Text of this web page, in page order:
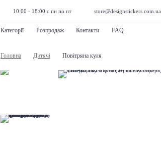
10:00 - 18:00 с пн по пт store@designstickers.com.ua
Категорії Розпродаж Контакти FAQ
Головна Дитячі Повітряна куля